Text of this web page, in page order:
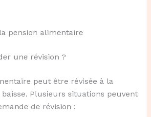
pension alimentaire
une révision ?
peut être révisée à la
Plusieurs situations peuvent
de révision :